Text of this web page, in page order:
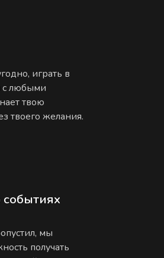
играть в
с любыми
твою
твоего желания.
мы
получать